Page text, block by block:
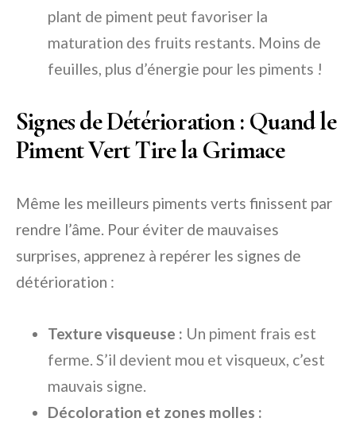
plant de piment peut favoriser la
maturation des fruits restants. Moins de
feuilles, plus d’énergie pour les piments !
Signes de Détérioration : Quand le
Piment Vert Tire la Grimace
Même les meilleurs piments verts finissent par
rendre l’âme. Pour éviter de mauvaises
surprises, apprenez à repérer les signes de
détérioration :
Texture visqueuse : Un piment frais est
ferme. S’il devient mou et visqueux, c’est
mauvais signe.
Décoloration et zones molles :